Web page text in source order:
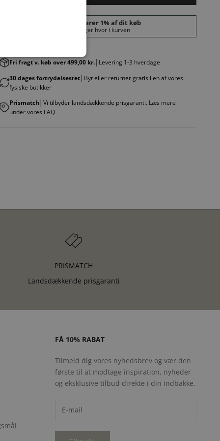
Fri fragt v. køb over 499,00 kr. │Levering 1-3 hverdage
30 dages fortrydelsesret │Byt eller returner gratis i en af vores
fysiske butikker
Prismatch │Vi tilbyder landsdækkende prisgaranti. Læs mere
under vores FAQ
PRISMATCH
Landsdækkende prisgaranti
FÅ 10% RABAT
Tilmeld dig vores nyhedsbrev og vær den
første til at modtage inspiration, nyheder
og eksklusive tilbud direkte i din indbakke.